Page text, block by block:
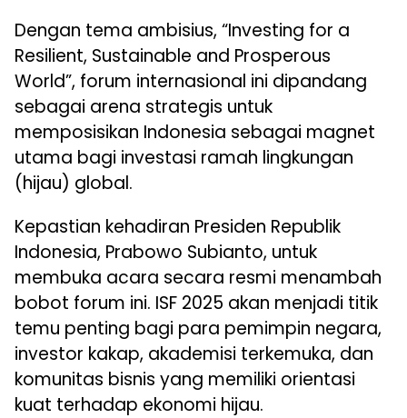
Dengan tema ambisius, “Investing for a
Resilient, Sustainable and Prosperous
World”, forum internasional ini dipandang
sebagai arena strategis untuk
memposisikan Indonesia sebagai magnet
utama bagi investasi ramah lingkungan
(hijau) global.
Kepastian kehadiran Presiden Republik
Indonesia, Prabowo Subianto, untuk
membuka acara secara resmi menambah
bobot forum ini. ISF 2025 akan menjadi titik
temu penting bagi para pemimpin negara,
investor kakap, akademisi terkemuka, dan
komunitas bisnis yang memiliki orientasi
kuat terhadap ekonomi hijau.